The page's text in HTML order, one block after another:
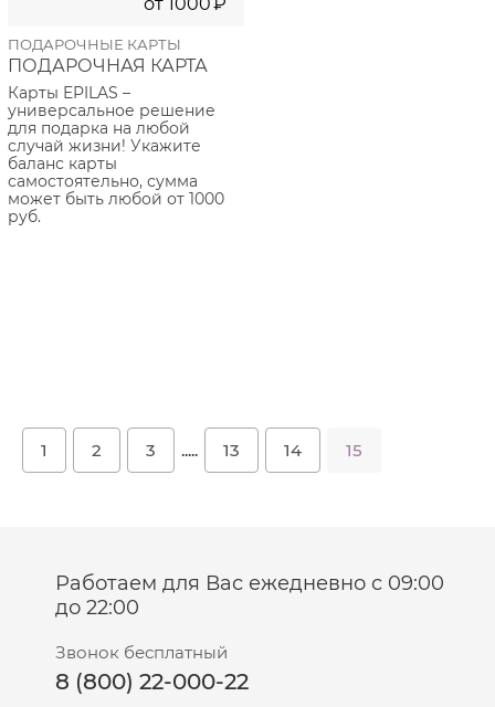
ПОДАРОЧНЫЕ КАРТЫ
ПОДАРОЧНАЯ КАРТА
Карты EPILAS –
универсальное решение
для подарка на любой
случай жизни! Укажите
баланс карты
самостоятельно, сумма
может быть любой от 1000
руб.
1 2 3 ..... 13 14 15
Работаем для Вас ежедневно с 09:00
до 22:00
Звонок бесплатный
8 (800) 22-000-22